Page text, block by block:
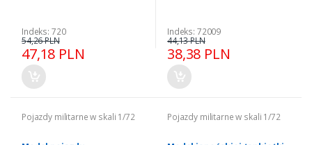
Indeks: 720
47,18 PLN
54,26 PLN
Indeks: 72009
38,38 PLN
44,13 PLN
Pojazdy militarne w skali 1/72 Pojazdy militarne w skali 1/72